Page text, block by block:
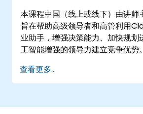
本课程中国（线上或线下）由讲师
旨在帮助高级领导者和高管利用
业助手，增强决策能力、加快规划
工智能增强的领导力建立竞争优势。
查看更多...